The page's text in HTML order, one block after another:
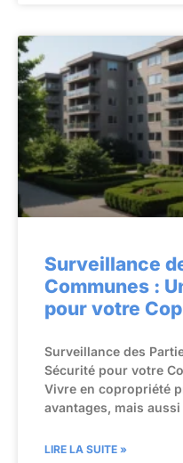
Surveillance
Communes :
pour votre
Surveillance des
Sécurité pour votre
Vivre en copropriété
avantages, mais
LIRE LA SUITE »